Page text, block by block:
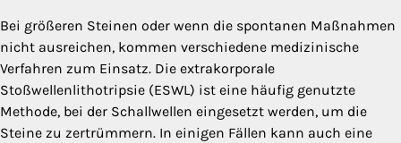
Bei größeren Steinen oder wenn die spontanen Maßnahmen
nicht ausreichen, kommen verschiedene medizinische
Verfahren zum Einsatz. Die extrakorporale
Stoßwellenlithotripsie (ESWL) ist eine häufig genutzte
Methode, bei der Schallwellen eingesetzt werden, um die
Steine zu zertrümmern. In einigen Fällen kann auch eine